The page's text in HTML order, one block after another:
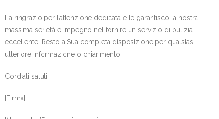
La ringrazio per l’attenzione dedicata e le garantisco la nostra
massima serietà e impegno nel fornire un servizio di pulizia
eccellente. Resto a Sua completa disposizione per qualsiasi
ulteriore informazione o chiarimento.
Cordiali saluti,
[Firma]